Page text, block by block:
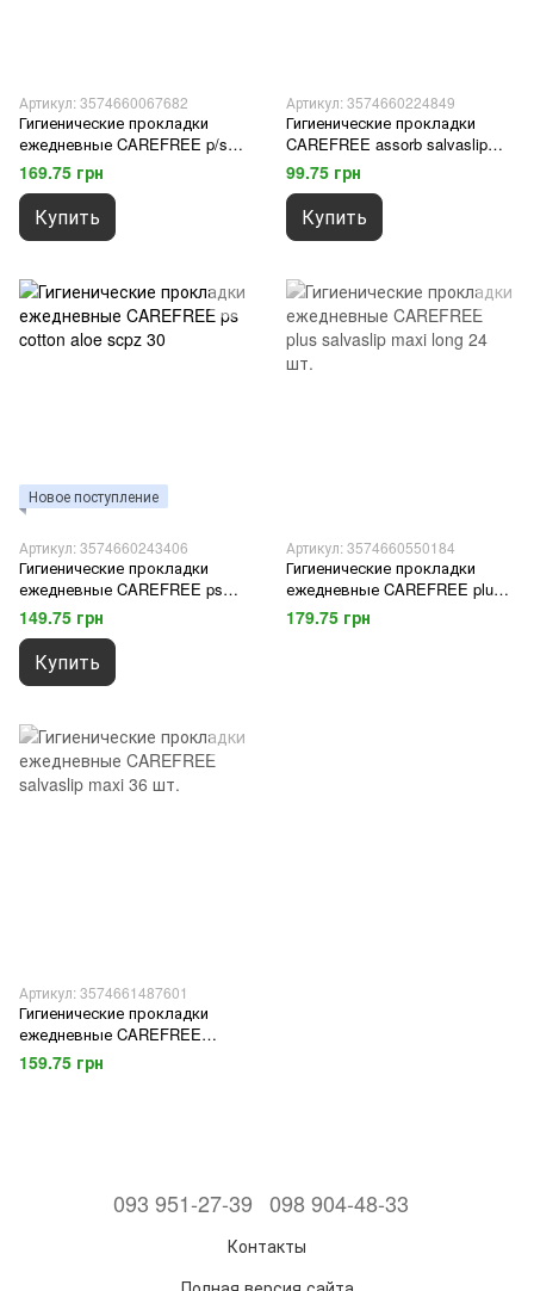
Артикул: 3574660067682
Гигиенические прокладки
ежедневные CAREFREE p/s
resp. 44 шт.
169.75 грн
Купить
Артикул: 3574660224849
Гигиенические прокладки
CAREFREE assorb salvaslip
aloe x 20 шт.
99.75 грн
Купить
Новое поступление
Артикул: 3574660243406
Гигиенические прокладки
ежедневные CAREFREE ps
cotton aloe scpz 30
149.75 грн
Купить
Артикул: 3574660550184
Гигиенические прокладки
ежедневные CAREFREE plus
salvaslip maxi long 24 шт.
179.75 грн
Артикул: 3574661487601
Гигиенические прокладки
ежедневные CAREFREE
salvaslip maxi 36 шт.
159.75 грн
093 951-27-39 098 904-48-33
Контакты